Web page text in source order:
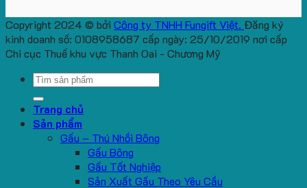
Copyright 2024 © bởi Công ty TNHH Fungift Việt. Đăng ký
kinh doanh số: 0108958687 cấp ngày: 25/10/2019 nơi cấp
Chi cục Thuế khu vực Thanh Oai - Chương Mỹ
Search
Trang chủ
Sản phẩm
Gấu – Thú Nhồi Bông
Gấu Bông
Gấu Tốt Nghiệp
Sản Xuất Gấu Theo Yêu Cầu